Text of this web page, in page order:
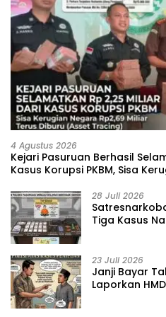
4 Agustus 2026
Kejari Pasuruan Berhasil
Kasus Korupsi PKBM, Sisa
28 Juli 2026
Tiga Kasus
23 Juli 2026
‎Janji Bayar
Laporkan